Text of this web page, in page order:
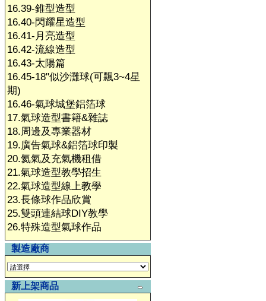
16.39-錐型造型
16.40-閃耀星造型
16.41-月亮造型
16.42-流線造型
16.43-太陽篇
16.45-18"似沙灘球(可飄3~4星
期)
16.46-氣球城堡鋁箔球
17.氣球造型書籍&雜誌
18.周邊及專業器材
19.廣告氣球&鋁箔球印製
20.氦氣及充氣機租借
21.氣球造型教學招生
22.氣球造型線上教學
23.長條球作品欣賞
25.雙頭連結球DIY教學
26.特殊造型氣球作品
製造廠商
新上架商品